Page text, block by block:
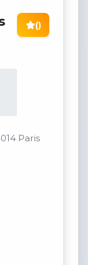
()
Paris